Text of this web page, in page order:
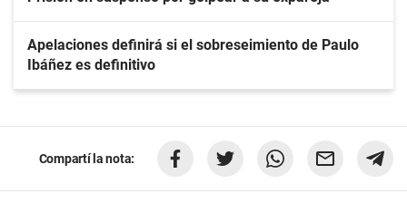
Apelaciones definirá si el sobreseimiento de Paulo
Ibáñez es definitivo
Compartí la nota: